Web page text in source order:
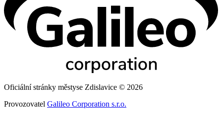
Oficiální stránky městyse Zdislavice © 2026
Provozovatel Galileo Corporation s.r.o.